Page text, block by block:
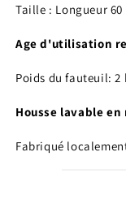
Taille : Longueur
Age d'utilisation
Poids du fauteuil: 2
Housse lavable en
Fabriqué